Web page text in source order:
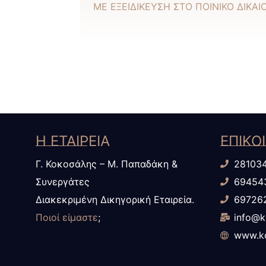
ΜΕ ΕΞΕΙΔΙΚΕΥΣΗ ΣΤΟ ΠΟΙΝΙΚΟ
Η ΕΤΑΙΡΕΙΑ
Γ. Κοκοσάλης – Μ. Παπαδάκη &
Συνεργάτες
Διακεκριμένη Δικηγορική Εταιρεία.
Ποιοί είμαστε;